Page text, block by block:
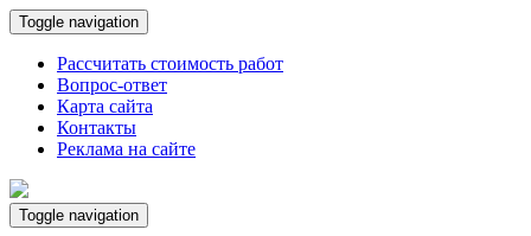
Toggle navigation
Рассчитать стоимость работ
Вопрос-ответ
Карта сайта
Контакты
Реклама на сайте
Toggle navigation